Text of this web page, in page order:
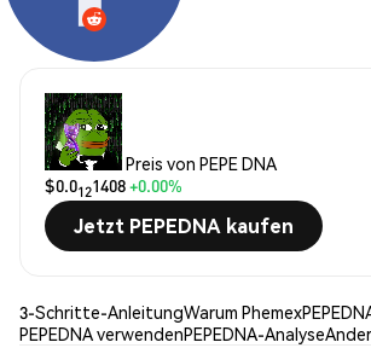
Preis von PEPE DNA
$0.0121408+0.00%
Jetzt PEPEDNA kaufen
3-Schritte-AnleitungWarum Phemex
PEPEDNA verwendenPEPEDNA-Analyse